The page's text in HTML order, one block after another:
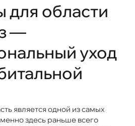
для области
—
уход
является одной из самых
здесь раньше всего